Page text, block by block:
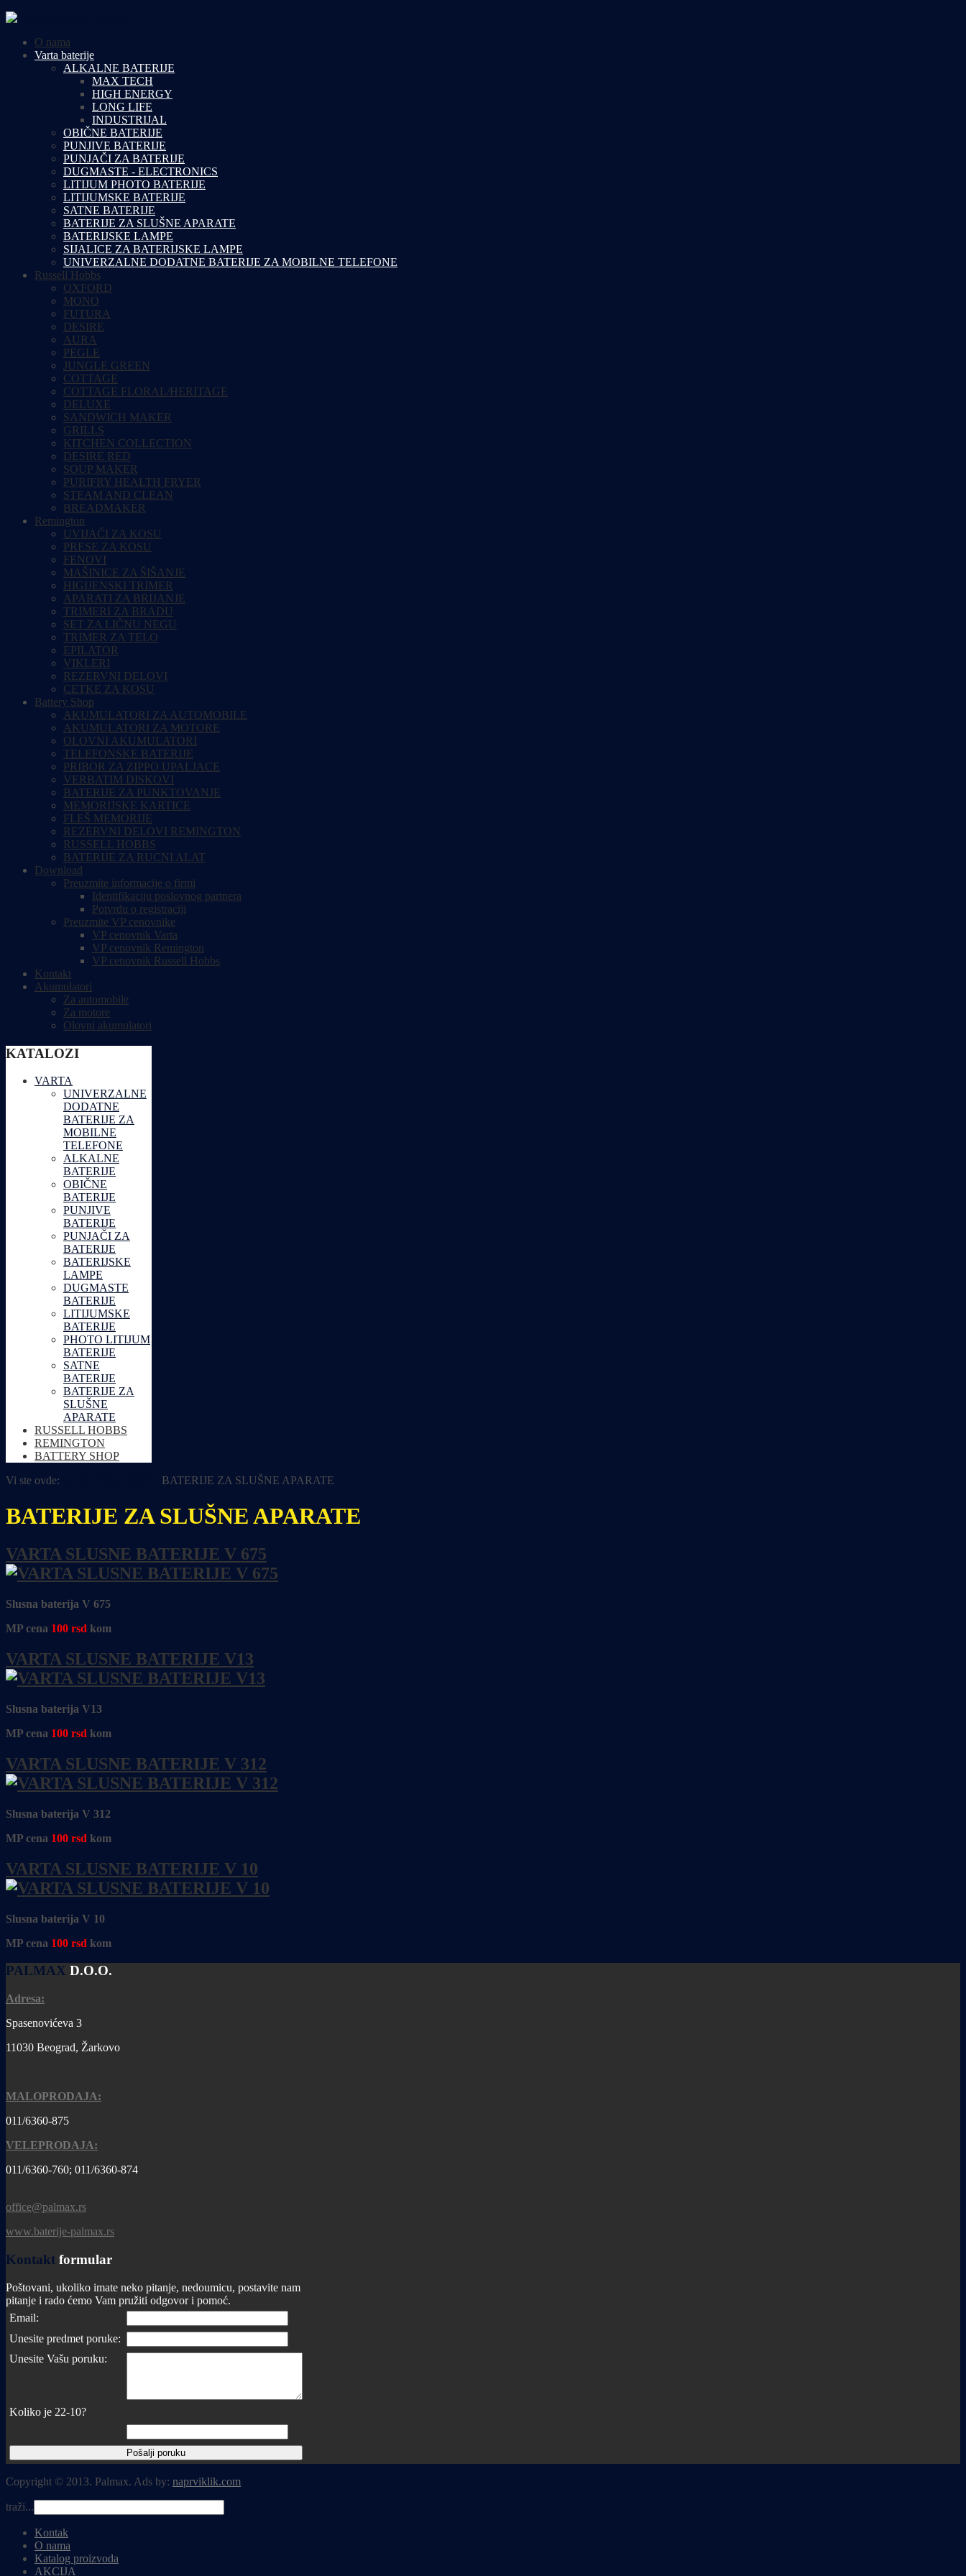
O nama
Varta baterije
ALKALNE BATERIJE
MAX TECH
HIGH ENERGY
LONG LIFE
INDUSTRIJAL
OBIČNE BATERIJE
PUNJIVE BATERIJE
PUNJAČI ZA BATERIJE
DUGMASTE - ELECTRONICS
LITIJUM PHOTO BATERIJE
LITIJUMSKE BATERIJE
SATNE BATERIJE
BATERIJE ZA SLUŠNE APARATE
BATERIJSKE LAMPE
SIJALICE ZA BATERIJSKE LAMPE
UNIVERZALNE DODATNE BATERIJE ZA MOBILNE TELEFONE
Russell Hobbs
OXFORD
MONO
FUTURA
DESIRE
AURA
PEGLE
JUNGLE GREEN
COTTAGE
COTTAGE FLORAL/HERITAGE
DELUXE
SANDWICH MAKER
GRILLS
KITCHEN COLLECTION
DESIRE RED
SOUP MAKER
PURIFRY HEALTH FRYER
STEAM AND CLEAN
BREADMAKER
Remington
UVIJAČI ZA KOSU
PRESE ZA KOSU
FENOVI
MAŠINICE ZA ŠIŠANJE
HIGIJENSKI TRIMER
APARATI ZA BRIJANJE
TRIMERI ZA BRADU
SET ZA LIČNU NEGU
TRIMER ZA TELO
EPILATOR
VIKLERI
REZERVNI DELOVI
CETKE ZA KOSU
Battery Shop
AKUMULATORI ZA AUTOMOBILE
AKUMULATORI ZA MOTORE
OLOVNI AKUMULATORI
TELEFONSKE BATERIJE
PRIBOR ZA ZIPPO UPALJACE
VERBATIM DISKOVI
BATERIJE ZA PUNKTOVANJE
MEMORIJSKE KARTICE
FLEŠ MEMORIJE
REZERVNI DELOVI REMINGTON
RUSSELL HOBBS
BATERIJE ZA RUCNI ALAT
Download
Preuzmite informacije o firmi
Identifikaciju poslovnog partnera
Potvrdu o registraciji
Preuzmite VP cenovnike
VP cenovnik Varta
VP cenovnik Remington
VP cenovnik Russell Hobbs
Kontakt
Akumulatori
Za automobile
Za motore
Olovni akumulatori
KATALOZI
VARTA
UNIVERZALNE
DODATNE
BATERIJE ZA
MOBILNE
TELEFONE
ALKALNE
BATERIJE
OBIČNE
BATERIJE
PUNJIVE
BATERIJE
PUNJAČI ZA
BATERIJE
BATERIJSKE
LAMPE
DUGMASTE
BATERIJE
LITIJUMSKE
BATERIJE
PHOTO LITIJUM
BATERIJE
SATNE
BATERIJE
BATERIJE ZA
SLUŠNE
APARATE
RUSSELL HOBBS
REMINGTON
BATTERY SHOP
Vi ste ovde:
BATERIJE ZA SLUŠNE APARATE
BATERIJE ZA SLUŠNE APARATE
VARTA SLUSNE BATERIJE V 675
Slusna baterija V 675
MP cena 100 rsd kom
VARTA SLUSNE BATERIJE V13
Slusna baterija V13
MP cena 100 rsd kom
VARTA SLUSNE BATERIJE V 312
Slusna baterija V 312
MP cena 100 rsd kom
VARTA SLUSNE BATERIJE V 10
Slusna baterija V 10
MP cena 100 rsd kom
PALMAX D.O.O.
Adresa:
Spasenovićeva 3
11030 Beograd, Žarkovo
MALOPRODAJA:
011/6360-875
VELEPRODAJA:
011/6360-760; 011/6360-874
office@palmax.rs
www.baterije-palmax.rs
Kontakt formular
Poštovani, ukoliko imate neko pitanje, nedoumicu, postavite nam
pitanje i rado ćemo Vam pružiti odgovor i pomoć.
Email:
Unesite predmet poruke:
Unesite Vašu poruku:
Koliko je 22-10?
Copyright © 2013. Palmax. Ads by: naprviklik.com
traži...
Kontak
O nama
Katalog proizvoda
AKCIJA